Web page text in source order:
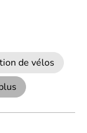
de vélos